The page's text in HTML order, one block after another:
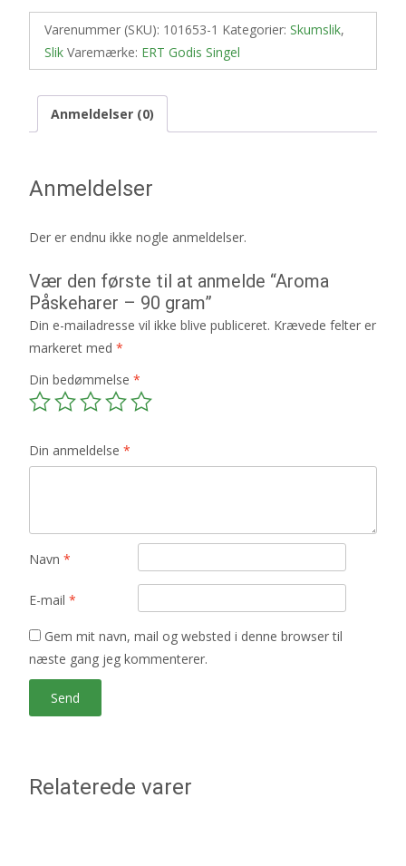
Varenummer (SKU): 101653-1 Kategorier: Skumslik,
Slik Varemærke: ERT Godis Singel
Anmeldelser (0)
Anmeldelser
Der er endnu ikke nogle anmeldelser.
Vær den første til at anmelde “Aroma
Påskeharer – 90 gram”
Din e-mailadresse vil ikke blive publiceret. Krævede felter er
markeret med *
Din bedømmelse *
Din anmeldelse *
Navn *
E-mail *
Gem mit navn, mail og websted i denne browser til
næste gang jeg kommenterer.
Relaterede varer